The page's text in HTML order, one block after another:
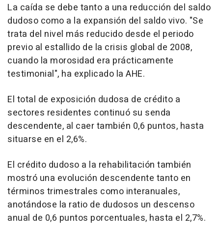
La caída se debe tanto a una reducción del saldo
dudoso como a la expansión del saldo vivo. "Se
trata del nivel más reducido desde el periodo
previo al estallido de la crisis global de 2008,
cuando la morosidad era prácticamente
testimonial", ha explicado la AHE.
El total de exposición dudosa de crédito a
sectores residentes continuó su senda
descendente, al caer también 0,6 puntos, hasta
situarse en el 2,6%.
El crédito dudoso a la rehabilitación también
mostró una evolución descendente tanto en
términos trimestrales como interanuales,
anotándose la ratio de dudosos un descenso
anual de 0,6 puntos porcentuales, hasta el 2,7%.